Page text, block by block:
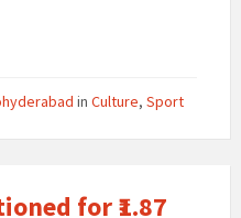
in Culture, Sport
for ₹1.87